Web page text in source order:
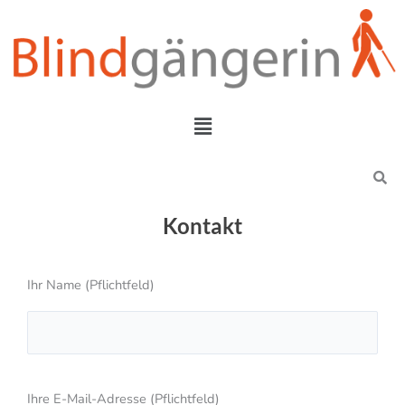
springen
Menü
Search
Kontakt
Ihr Name (Pflichtfeld)
Ihre E-Mail-Adresse (Pflichtfeld)